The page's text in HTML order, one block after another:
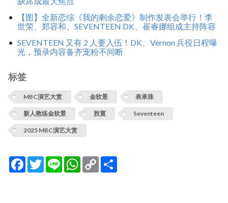
【图】全新恋综《我的剩余恋爱》制作发表会举行！李
世荣、郑容和、SEVENTEEN DK、崔睿娜组成主持阵容
SEVENTEEN 又有 2 人要入伍！DK、Vernon 兵役日程曝
光，预录内容备齐宠粉不间断
标签
MBC演艺大赏 金软景 表承珠
新人教练金软景 胜寛 Seventeen
2025 MBC演艺大赏
Facebook
TwitterLine WhatsApp
Copy
Link